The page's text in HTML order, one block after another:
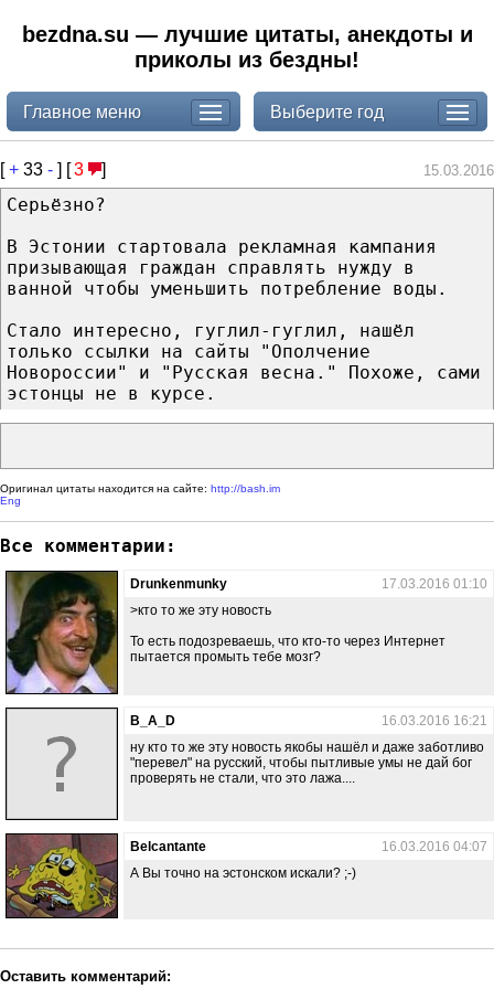
bezdna.su — лучшие цитаты, анекдоты и
приколы из бездны!
Главное меню Выберите год
[+ 33 - ] [3 ] 15.03.2016
Серьёзно?
В Эстонии стартовала рекламная кампания
призывающая граждан справлять нужду в
ванной чтобы уменьшить потребление воды.
Стало интересно, гуглил-гуглил, нашёл
только ссылки на сайты "Ополчение
Новороссии" и "Русская весна." Похоже, сами
эстонцы не в курсе.
Оригинал цитаты находится на сайте: http://bash.im
Eng
Все комментарии:
Drunkenmunky
17.03.2016 01:10
>кто то же эту новость
То есть подозреваешь, что кто-то через Интернет
пытается промыть тебе мозг?
B_A_D
16.03.2016 16:21
ну кто то же эту новость якобы нашёл и даже заботливо
"перевел" на русский, чтобы пытливые умы не дай бог
проверять не стали, что это лажа....
Belcantante
16.03.2016 04:07
А Вы точно на эстонском искали? ;-)
Оставить комментарий: